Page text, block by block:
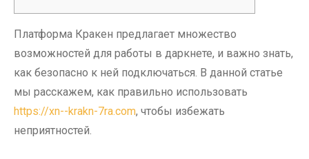
Платформа Кракен предлагает множество
возможностей для работы в даркнете, и важно знать,
как безопасно к ней подключаться. В данной статье
мы расскажем, как правильно использовать
https://xn--krakn-7ra.com, чтобы избежать
неприятностей.